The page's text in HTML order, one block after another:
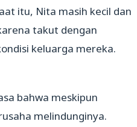
itu, Nita masih kecil dan
takut dengan
keluarga mereka.
bahwa meskipun
melindunginya.